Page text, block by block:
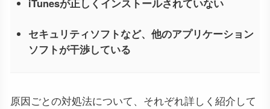
iTunesが正しくインストールされていない
セキュリティソフトなど、他のアプリケーション
ソフトが干渉している
原因ごとの対処法について、それぞれ詳しく紹介して